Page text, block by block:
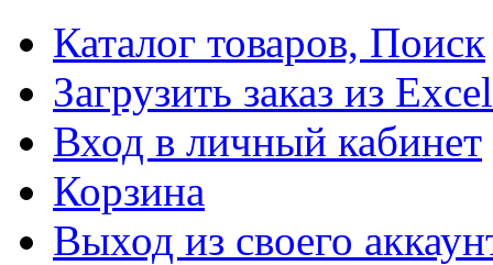
Каталог товаров, Поиск
Загрузить заказ из Excel
Вход в личный кабинет
Корзина
Выход из своего